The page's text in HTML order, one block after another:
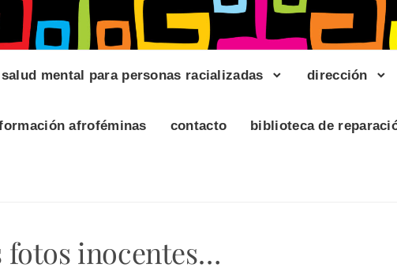
mental para personas racializadas dirección
afroféminas contacto biblioteca de
fotos inocentes…